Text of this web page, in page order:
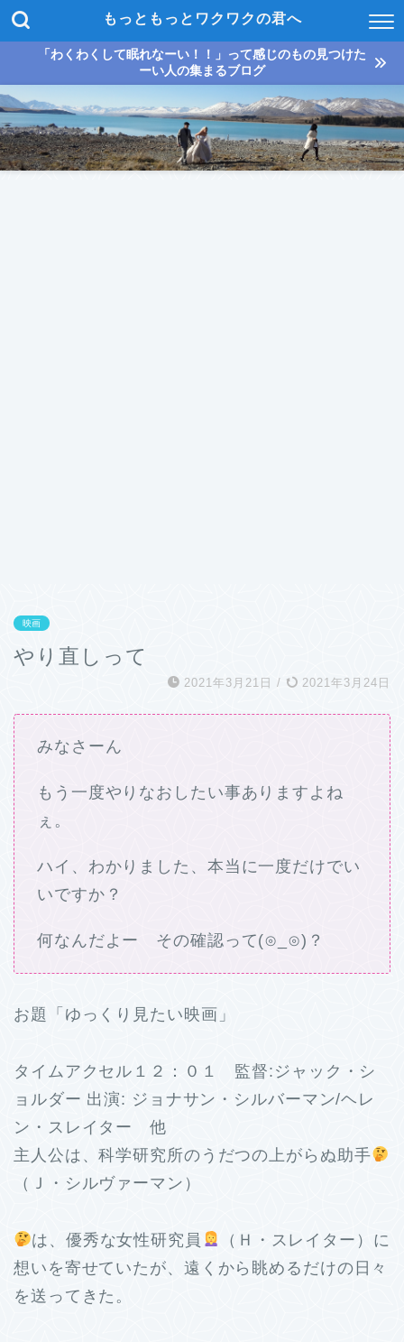
もっともっとワクワクの君へ
「わくわくして眠れなーい！！」って感じのもの見つけた
ーい人の集まるブログ
映画
やり直しって
2021年3月21日 / 2021年3月24日
みなさーん
もう一度やりなおしたい事ありますよね
ぇ。
ハイ、わかりました、本当に一度だけでい
いですか？
何なんだよー その確認って(⊙_⊙)？
お題「ゆっくり見たい映画」
タイムアクセル１２：０１ 監督:ジャック・シ
ョルダー 出演: ジョナサン・シルバーマン/ヘレ
ン・スレイター 他
主人公は、科学研究所のうだつの上がらぬ助手
（Ｊ・シルヴァーマン）
は、優秀な女性研究員
（Ｈ・スレイター）に
想いを寄せていたが、遠くから眺めるだけの日々
を送ってきた。